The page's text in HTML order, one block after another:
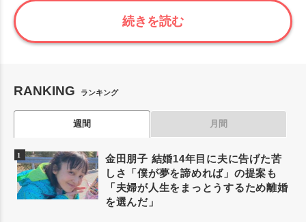
続きを読む
RANKING ランキング
週間 月間
金田朋子 結婚14年目に夫に告げた苦
しさ「僕が夢を諦めれば」の提案も
「夫婦が人生をまっとうするため離婚
を選んだ」